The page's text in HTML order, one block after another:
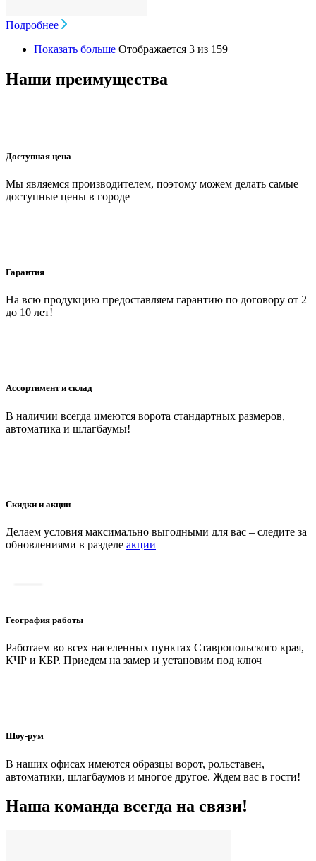
Подробнее
Показать больше Отображается 3 из 159
Наши преимущества
Доступная цена
Мы являемся производителем, поэтому можем делать самые
доступные цены в городе
Гарантия
На всю продукцию предоставляем гарантию по договору от 2
до 10 лет!
Ассортимент и склад
В наличии всегда имеются ворота стандартных размеров,
автоматика и шлагбаумы!
Скидки и акции
Делаем условия максимально выгодными для вас – следите за
обновлениями в разделе акции
География работы
Работаем во всех населенных пунктах Ставропольского края,
КЧР и КБР. Приедем на замер и установим под ключ
Шоу-рум
В наших офисах имеются образцы ворот, рольставен,
автоматики, шлагбаумов и многое другое. Ждем вас в гости!
Наша команда всегда на связи!